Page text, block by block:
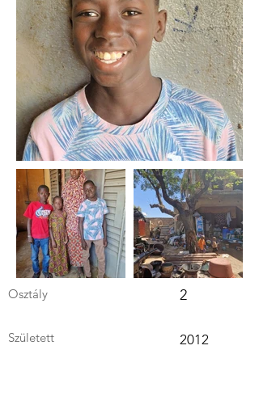
Osztály 2
Született 2012